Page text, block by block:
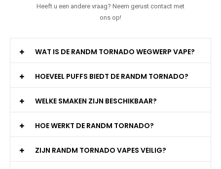
Heeft u een andere vraag? Neem gerust contact met
ons op!
WAT IS DE RANDM TORNADO WEGWERP VAPE?
HOEVEEL PUFFS BIEDT DE RANDM TORNADO?
WELKE SMAKEN ZIJN BESCHIKBAAR?
HOE WERKT DE RANDM TORNADO?
ZIJN RANDM TORNADO VAPES VEILIG?